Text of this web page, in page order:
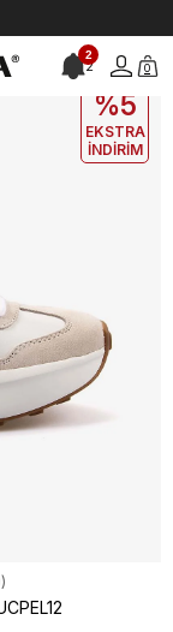
2
2 0
EKLE5
%5
EKSTRA
İNDİRİM